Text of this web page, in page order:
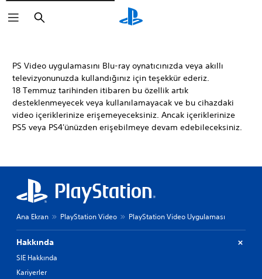
Arama
PS Video uygulamasını Blu-ray oynatıcınızda veya akıllı
televizyonunuzda kullandığınız için teşekkür ederiz.
18 Temmuz tarihinden itibaren bu özellik artık
desteklenmeyecek veya kullanılamayacak ve bu cihazdaki
video içeriklerinize erişemeyeceksiniz. Ancak içeriklerinize
PS5 veya PS4'ünüzden erişebilmeye devam edebileceksiniz.
Ana Ekran PlayStation Video PlayStation Video Uygulaması
Hakkında
SIE Hakkında
Kariyerler